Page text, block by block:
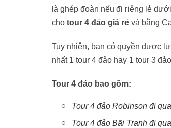
là ghép đoàn nếu đi riêng lẻ
cho tour 4 đảo giá rẻ và bằng
Tuy nhiên, bạn có quyền được
nhất 1 tour 4 đảo hay 1 tour 3
Tour 4 đảo bao gồm:
Tour 4 đảo Robinson đi
Tour 4 đảo Bãi Tranh đi